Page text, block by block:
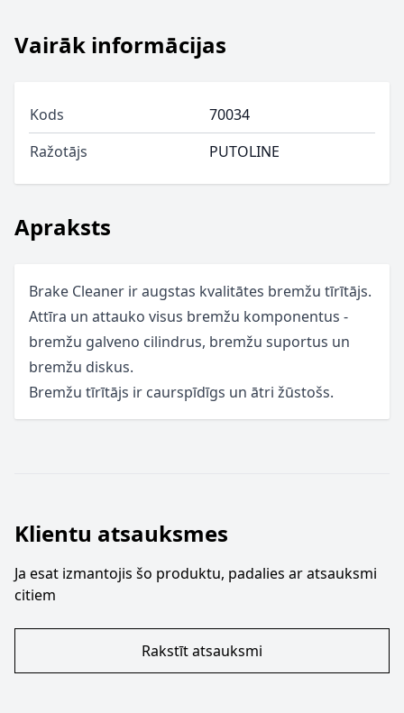
Apraksts
Brake Cleaner ir augstas kvalitātes bremžu tīrītājs.
Attīra un attauko visus bremžu komponentus -
bremžu galveno cilindrus, bremžu suportus un
bremžu diskus.
Bremžu tīrītājs ir caurspīdīgs un ātri žūstošs.
Vairāk informācijas
Kods
70034
Ražotājs
PUTOLINE
Klientu atsauksmes
Ja esat izmantojis šo produktu, padalies ar atsauksmi
citiem
Rakstīt atsauksmi